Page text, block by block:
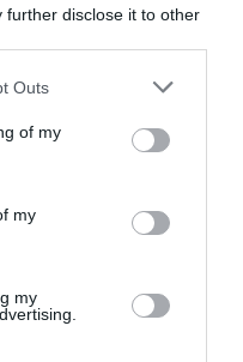
further disclose it to other
Outs
of my
my
my
la
premsa
temes
posi
35
, ja m’entenen.
la UE? No, si es fan